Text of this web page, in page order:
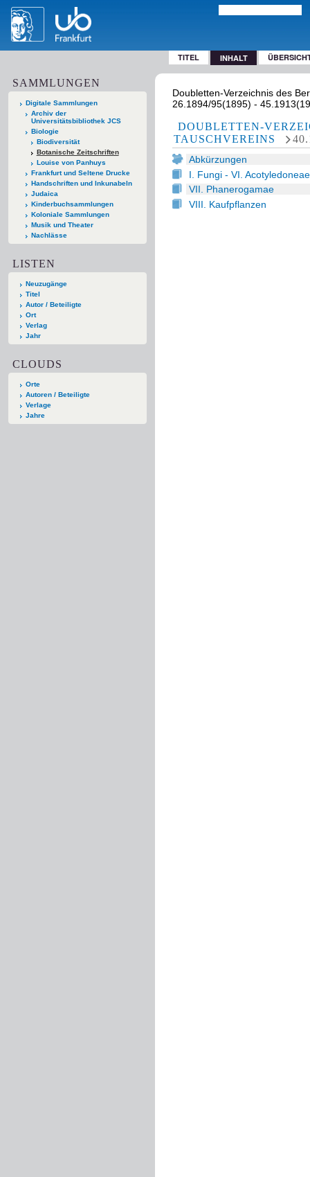
TITEL INHALT
SAMMLUNGEN
Digitale Sammlungen
Archiv der
Universitätsbibliothek JCS
Biologie
Biodiversität
Botanische Zeitschriften
Louise von Panhuys
Frankfurt und Seltene Drucke
Handschriften und Inkunabeln
Judaica
Kinderbuchsammlungen
Koloniale Sammlungen
Musik und Theater
Nachlässe
LISTEN
Neuzugänge
Titel
Autor / Beteiligte
Ort
Verlag
Jahr
CLOUDS
Orte
Autoren / Beteiligte
Verlage
Jahre
Doubletten-Verzeichnis des
26.1894/95(1895) -
DOUBLETTEN-
TAUSCHVEREINS
Abkürzungen
I. Fungi - VI.
VII. Phanerogamae
VIII. Kaufpflanzen